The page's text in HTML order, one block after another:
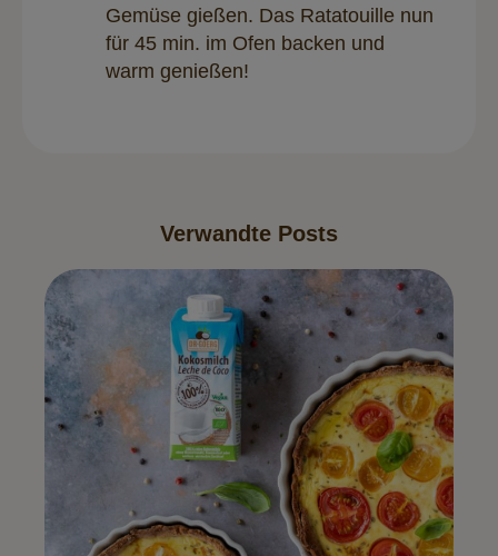
Gemüse gießen. Das Ratatouille nun
für 45 min. im Ofen backen und
warm genießen!
Verwandte Posts